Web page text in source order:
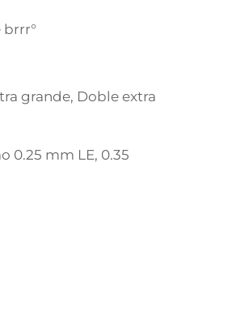
brrr°
grande, Doble extra
0.25 mm LE, 0.35